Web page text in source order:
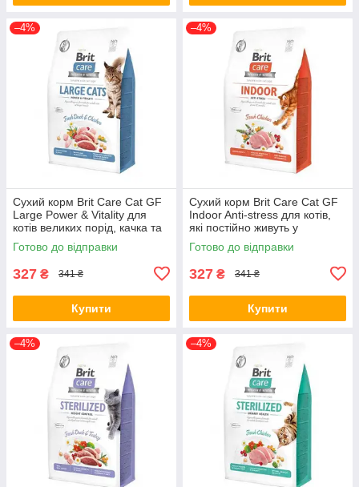
–4%
Сухий корм Brit Care Cat GF
Large Power & Vitality для
котів великих порід, качка та
курка, 400 г (*)
Готово до відправки
327 ₴ 341 ₴
Купити
–4%
Сухий корм Brit Care Cat GF
Indoor Anti-stress для котів,
які постійно живуть у
приміщенні, курка, 400 г (*)
Готово до відправки
327 ₴ 341 ₴
Купити
–4% –4%